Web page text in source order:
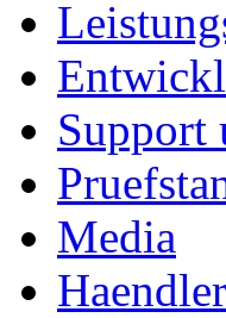
Support
Media